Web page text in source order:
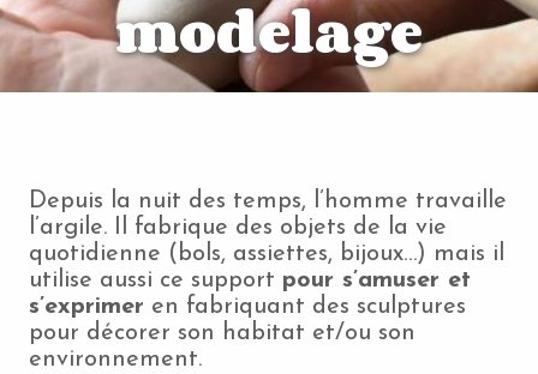
modelage
Depuis la nuit des temps, l’homme travaille
l’argile. Il fabrique des objets de la vie
quotidienne (bols, assiettes, bijoux…) mais il
utilise aussi ce support pour s’amuser et
s’exprimer en fabriquant des sculptures
pour décorer son habitat et/ou son
environnement.